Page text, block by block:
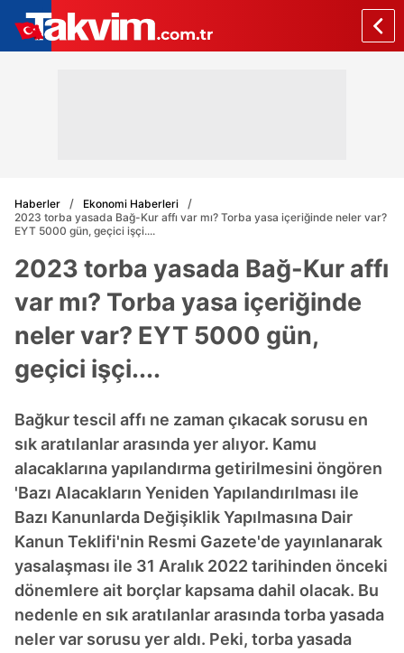
Haberler
Ekonomi Haberleri
2023 torba yasada Bağ-Kur affı var mı? Torba yasa içeriğinde neler var?
EYT 5000 gün, geçici işçi....
2023 torba yasada Bağ-Kur affı
var mı? Torba yasa içeriğinde
neler var? EYT 5000 gün,
geçici işçi....
Bağkur tescil affı ne zaman çıkacak sorusu en
sık aratılanlar arasında yer alıyor. Kamu
alacaklarına yapılandırma getirilmesini öngören
'Bazı Alacakların Yeniden Yapılandırılması ile
Bazı Kanunlarda Değişiklik Yapılmasına Dair
Kanun Teklifi'nin Resmi Gazete'de yayınlanarak
yasalaşması ile 31 Aralık 2022 tarihinden önceki
dönemlere ait borçlar kapsama dahil olacak. Bu
nedenle en sık aratılanlar arasında torba yasada
neler var sorusu yer aldı. Peki, torba yasada